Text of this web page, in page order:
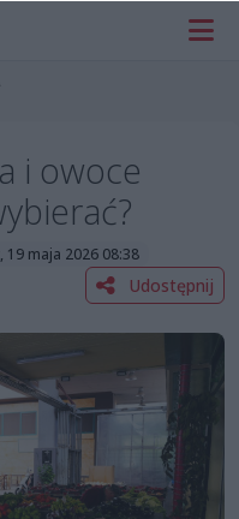
i owoce
19 maja 2026 08:38
Udostępnij